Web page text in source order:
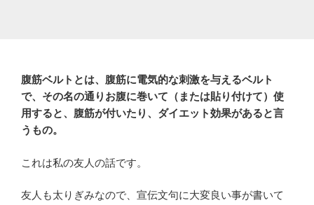
腹筋ベルトとは、腹筋に電気的な刺激を与えるベルト
で、その名の通りお腹に巻いて（または貼り付けて）使
用すると、腹筋が付いたり、ダイエット効果があると言
うもの。
これは私の友人の話です。
友人も太りぎみなので、宣伝文句に大変良い事が書いて